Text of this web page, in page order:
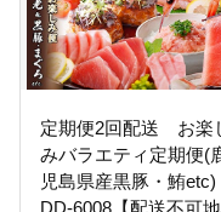
定期便2回配送 お楽
みバラエティ定期便(
児島県産黒豚・鮪etc)
DD-6008【配送不可地